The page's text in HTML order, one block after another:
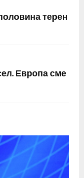
терен
Европа сме